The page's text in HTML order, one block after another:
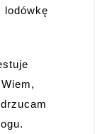
lodówkę